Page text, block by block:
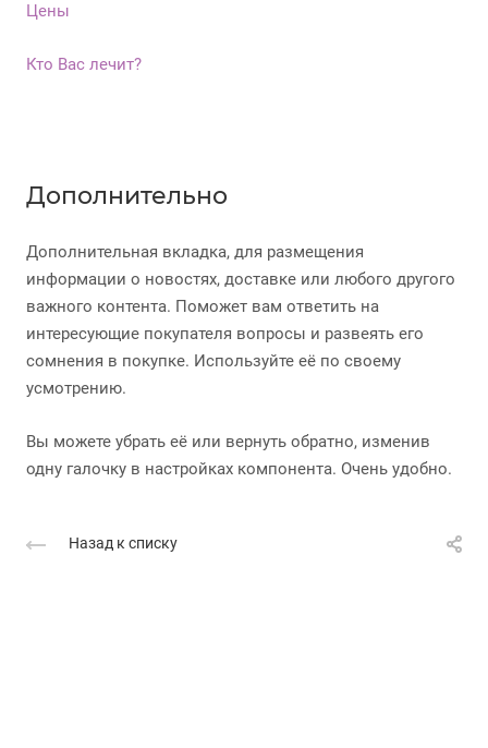
Цены
Кто Вас лечит?
Дополнительно
Дополнительная вкладка, для размещения
информации о новостях, доставке или любого другого
важного контента. Поможет вам ответить на
интересующие покупателя вопросы и развеять его
сомнения в покупке. Используйте её по своему
усмотрению.
Вы можете убрать её или вернуть обратно, изменив
одну галочку в настройках компонента. Очень удобно.
Назад к списку